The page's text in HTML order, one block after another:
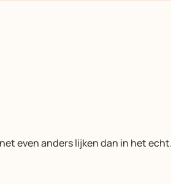
even anders lijken dan in het